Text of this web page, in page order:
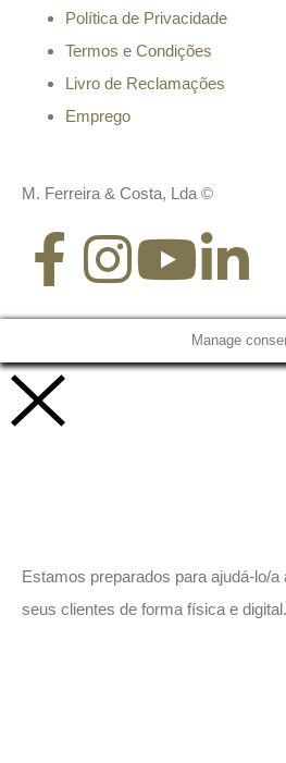
Política de Privacidade
Termos e Condições
Livro de Reclamações
Emprego
M. Ferreira & Costa, Lda ©
Manage
Estamos preparados para ajudá-lo/
seus clientes de forma física e digital.